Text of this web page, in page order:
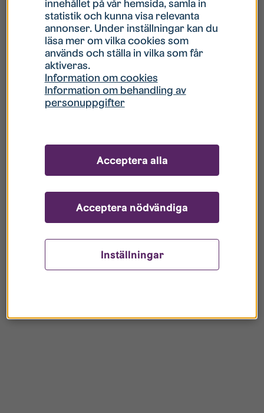
Hur gör jag om mitt konto är låst?
Hur gör jag när jag glömt mitt lösenord?
Vad innebär Gästkonto/Gästanvändare?
innehållet på vår hemsida, samla in
statistik och kunna visa relevanta
annonser. Under inställningar kan du
läsa mer om vilka cookies som
används och ställa in vilka som får
aktiveras.
Information om cookies
Information om behandling av
personuppgifter
Inställningar
Acceptera nödvändiga
Acceptera alla